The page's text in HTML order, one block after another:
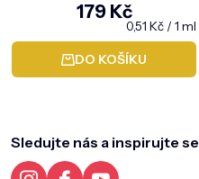
179 Kč
Měrná
cena:
0,51 Kč / 1 ml
DO KOŠÍKU
Sledujte nás a inspirujte se